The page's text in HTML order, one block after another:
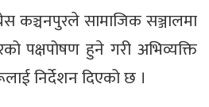
कञ्चनपुरले सामाजिक सञ्जालमा
पक्षपोषण हुने गरी अभिव्यक्ति
निर्देशन दिएको छ ।